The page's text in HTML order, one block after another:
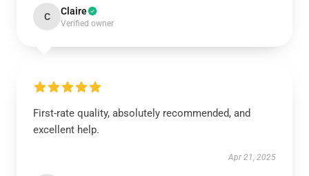
C Claire
Verified owner
First-rate quality, absolutely recommended, and
excellent help.
Apr 21, 2025